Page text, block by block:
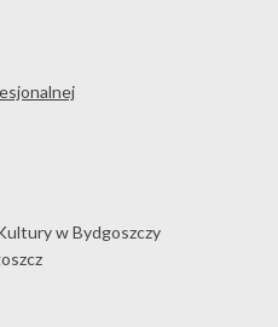
w Bydgoszczy